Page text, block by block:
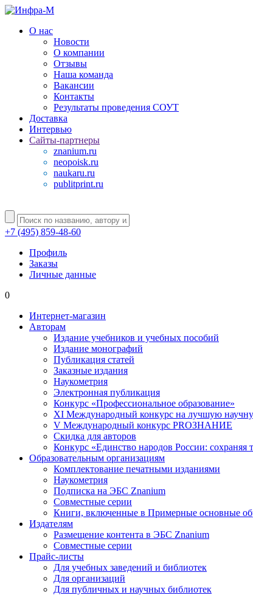
О нас
Новости
О компании
Отзывы
Наша команда
Вакансии
Контакты
Результаты проведения СОУТ
Доставка
Интервью
Сайты-партнеры
znanium.ru
neopoisk.ru
naukaru.ru
publitprint.ru
+7 (495) 859-48-60
Профиль
Заказы
Личные данные
0
Интернет-магазин
Авторам
Издание учебников и учебных пособий
Издание монографий
Публикация статей
Заказные издания
Наукометрия
Электронная публикация
Конкурс «Профессиональное образование»
XI Международный конкурс на лучшую
V Международный конкурс PROЗНАНИЕ
Скидка для авторов
Конкурс «Единство народов России: сохраняя
Образовательным организациям
Комплектование печатными изданиями
Наукометрия
Подписка на ЭБС Znanium
Совместные серии
Книги, включенные в Примерные основные
Издателям
Размещение контента в ЭБС Znanium
Совместные серии
Прайс-листы
Для учебных заведений и библиотек
Для организаций
Для публичных и научных библиотек